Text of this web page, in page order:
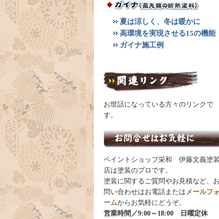
夏は涼しく、冬は暖かに
高環境を実現させる15の機能
ガイナ施工例
お世話になっている方々のリンクで
す。
ペイントショップ栄和 伊藤文義塗装
店は塗装のプロです。
塗装に関するご質問やお見積など、お
問い合わせはお電話または メールフォ
ームからお気軽にどうぞ。
営業時間／9:00～18:00 日曜定休